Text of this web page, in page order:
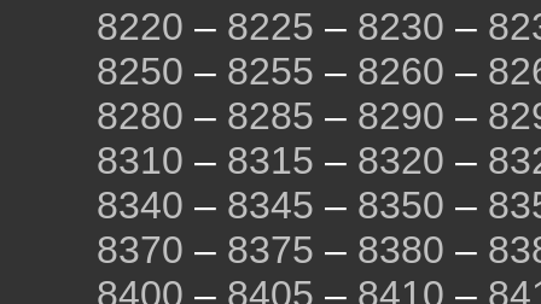
8220 – 8225 – 8230 –
8250 – 8255 – 8260 –
8280 – 8285 – 8290 –
8310 – 8315 – 8320 –
8340 – 8345 – 8350 –
8370 – 8375 – 8380 –
8400 – 8405 – 8410 –